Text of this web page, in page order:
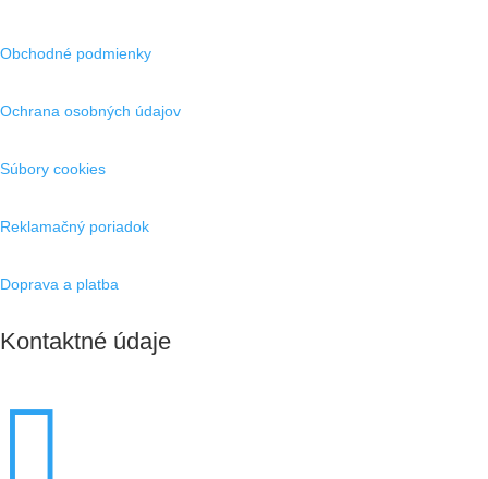
Obchodné podmienky
Ochrana osobných údajov
Súbory cookies
Reklamačný poriadok
Doprava a platba
Kontaktné údaje
